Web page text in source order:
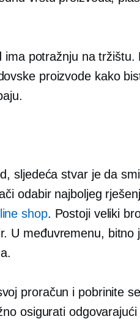
potražnju na tržištu.
proizvode kako
sljedeća stvar je da
odabir najboljeg
shop. Postoji veliki
U međuvremenu, bitno
proračun i pobrinite
osigurati odgovarajući